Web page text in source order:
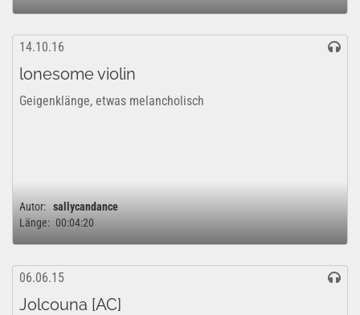
14.10.16
lonesome violin
Geigenklänge, etwas melancholisch
Autor: sallycandance
Länge: 00:04:20
06.06.15
Jolcouna [AC]